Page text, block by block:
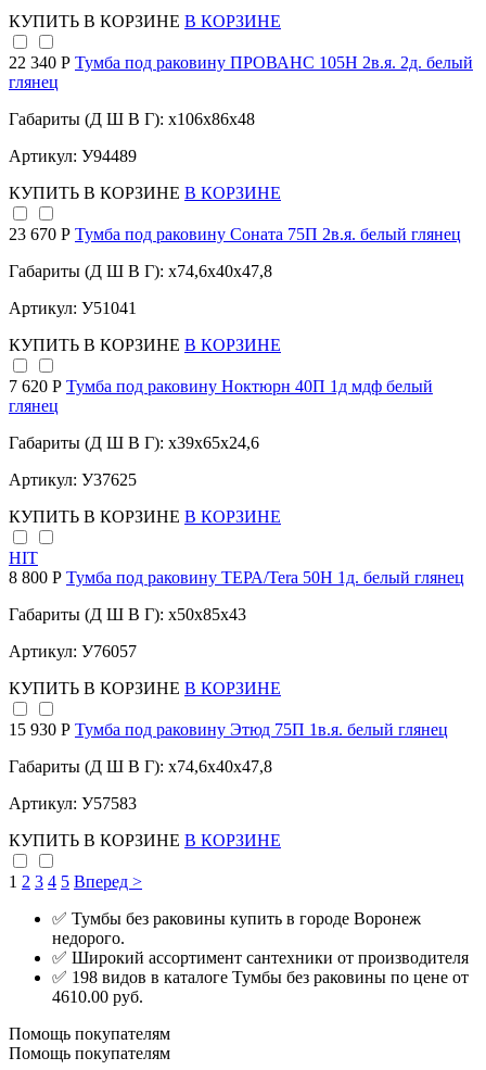
КУПИТЬ В КОРЗИНЕ В КОРЗИНЕ
22 340 Р Тумба под раковину ПРОВАНС 105Н 2в.я. 2д. белый
глянец
Габариты (Д Ш В Г): x106x86x48
Артикул: У94489
КУПИТЬ В КОРЗИНЕ В КОРЗИНЕ
23 670 Р Тумба под раковину Соната 75П 2в.я. белый глянец
Габариты (Д Ш В Г): x74,6x40x47,8
Артикул: У51041
КУПИТЬ В КОРЗИНЕ В КОРЗИНЕ
7 620 Р Тумба под раковину Ноктюрн 40П 1д мдф белый
глянец
Габариты (Д Ш В Г): x39x65x24,6
Артикул: У37625
КУПИТЬ В КОРЗИНЕ В КОРЗИНЕ
HIT
8 800 Р Тумба под раковину ТЕРА/Tera 50Н 1д. белый глянец
Габариты (Д Ш В Г): x50x85x43
Артикул: У76057
КУПИТЬ В КОРЗИНЕ В КОРЗИНЕ
15 930 Р Тумба под раковину Этюд 75П 1в.я. белый глянец
Габариты (Д Ш В Г): x74,6x40x47,8
Артикул: У57583
КУПИТЬ В КОРЗИНЕ В КОРЗИНЕ
1 2 3 4 5 Вперед >
✅ Тумбы без раковины купить в городе Воронеж
недорого.
✅ Широкий ассортимент сантехники от производителя
✅ 198 видов в каталоге Тумбы без раковины по цене от
4610.00 руб.
Помощь покупателям
Помощь покупателям